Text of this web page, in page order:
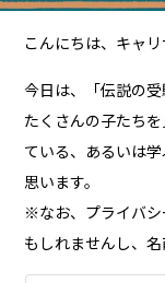
こんにちは、キャリ
今日は、「伝説の
たくさんの子たち
ている、あるいは
思います。
※なお、プライバシ
もしれませんし、名